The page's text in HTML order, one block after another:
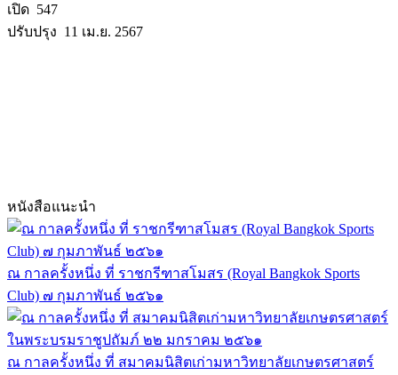
เปิด 547
ปรับปรุง 11 เม.ย. 2567
หนังสือแนะนำ
ณ กาลครั้งหนึ่ง ที่ ราชกรีฑาสโมสร (Royal Bangkok Sports
Club) ๗ กุมภาพันธ์ ๒๕๖๑
ณ กาลครั้งหนึ่ง ที่ สมาคมนิสิตเก่ามหาวิทยาลัยเกษตรศาสตร์